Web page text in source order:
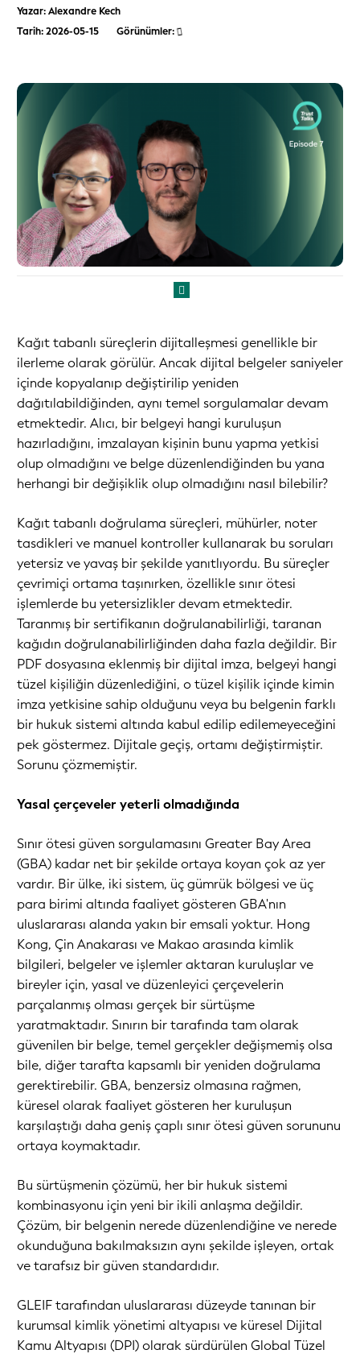
Yazar: Alexandre Kech
Tarih: 2026-05-15
Görünümler:
Kağıt tabanlı süreçlerin dijitalleşmesi genellikle bir
ilerleme olarak görülür. Ancak dijital belgeler saniyeler
içinde kopyalanıp değiştirilip yeniden
dağıtılabildiğinden, aynı temel sorgulamalar devam
etmektedir. Alıcı, bir belgeyi hangi kuruluşun
hazırladığını, imzalayan kişinin bunu yapma yetkisi
olup olmadığını ve belge düzenlendiğinden bu yana
herhangi bir değişiklik olup olmadığını nasıl bilebilir?
Kağıt tabanlı doğrulama süreçleri, mühürler, noter
tasdikleri ve manuel kontroller kullanarak bu soruları
yetersiz ve yavaş bir şekilde yanıtlıyordu. Bu süreçler
çevrimiçi ortama taşınırken, özellikle sınır ötesi
işlemlerde bu yetersizlikler devam etmektedir.
Taranmış bir sertifikanın doğrulanabilirliği, taranan
kağıdın doğrulanabilirliğinden daha fazla değildir. Bir
PDF dosyasına eklenmiş bir dijital imza, belgeyi hangi
tüzel kişiliğin düzenlediğini, o tüzel kişilik içinde kimin
imza yetkisine sahip olduğunu veya bu belgenin farklı
bir hukuk sistemi altında kabul edilip edilemeyeceğini
pek göstermez. Dijitale geçiş, ortamı değiştirmiştir.
Sorunu çözmemiştir.
Yasal çerçeveler yeterli olmadığında
Sınır ötesi güven sorgulamasını Greater Bay Area
(GBA) kadar net bir şekilde ortaya koyan çok az yer
vardır. Bir ülke, iki sistem, üç gümrük bölgesi ve üç
para birimi altında faaliyet gösteren GBA'nın
uluslararası alanda yakın bir emsali yoktur. Hong
Kong, Çin Anakarası ve Makao arasında kimlik
bilgileri, belgeler ve işlemler aktaran kuruluşlar ve
bireyler için, yasal ve düzenleyici çerçevelerin
parçalanmış olması gerçek bir sürtüşme
yaratmaktadır. Sınırın bir tarafında tam olarak
güvenilen bir belge, temel gerçekler değişmemiş olsa
bile, diğer tarafta kapsamlı bir yeniden doğrulama
gerektirebilir. GBA, benzersiz olmasına rağmen,
küresel olarak faaliyet gösteren her kuruluşun
karşılaştığı daha geniş çaplı sınır ötesi güven sorununu
ortaya koymaktadır.
Bu sürtüşmenin çözümü, her bir hukuk sistemi
kombinasyonu için yeni bir ikili anlaşma değildir.
Çözüm, bir belgenin nerede düzenlendiğine ve nerede
okunduğuna bakılmaksızın aynı şekilde işleyen, ortak
ve tarafsız bir güven standardıdır.
GLEIF tarafından uluslararası düzeyde tanınan bir
kurumsal kimlik yönetimi altyapısı ve küresel Dijital
Kamu Altyapısı (DPI) olarak sürdürülen Global Tüzel